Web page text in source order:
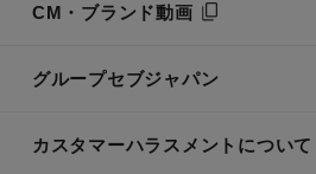
CM・ブランド動画
グループセブジャパン
カスタマーハラスメントについて